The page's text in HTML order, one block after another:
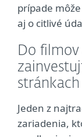
prípade
aj o citlivé
Do
stránkach
Jeden z
zariadenia,